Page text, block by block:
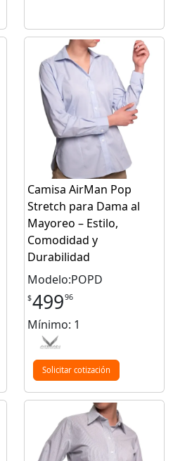
Camisa AirMan Pop
Stretch para Dama al
Mayoreo – Estilo,
Comodidad y
Durabilidad
Modelo:POPD
$49996
Mínimo: 1
Solicitar cotización